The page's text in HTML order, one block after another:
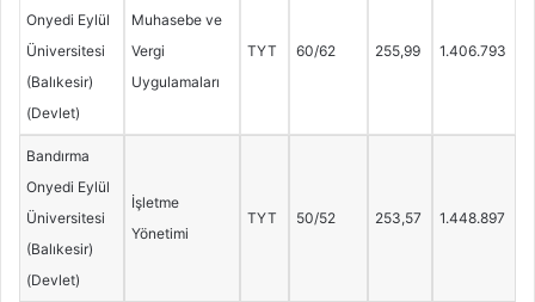
Onyedi Eylül
Üniversitesi
(Balıkesir)
(Devlet)
Muhasebe ve
Vergi
Uygulamaları
TYT 60/62 255,99 1.406.793
Bandırma
Onyedi Eylül
Üniversitesi
(Balıkesir)
(Devlet)
İşletme
Yönetimi
TYT 50/52 253,57 1.448.897